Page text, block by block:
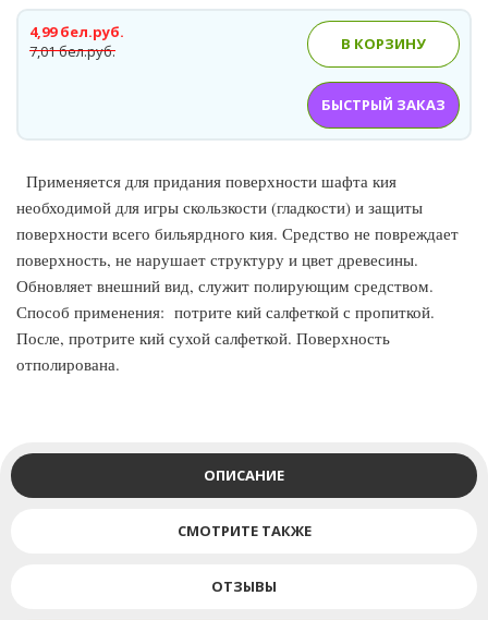
7,01 бел.руб.
4,99 бел.руб.
В КОРЗИНУ
БЫСТРЫЙ ЗАКАЗ
Применяется для придания поверхности шафта кия
необходимой для игры скользкости (гладкости) и защиты
поверхности всего бильярдного кия. Средство не повреждает
поверхность, не нарушает структуру и цвет древесины.
Обновляет внешний вид, служит полирующим средством.
Способ применения: потрите кий салфеткой с пропиткой.
После, протрите кий сухой салфеткой. Поверхность
отполирована.
ОПИСАНИЕ
СМОТРИТЕ ТАКЖЕ
ОТЗЫВЫ